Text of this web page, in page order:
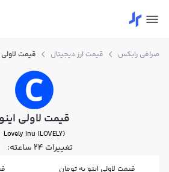
صرافی رابکس قیمت ارز دیجیتال قیمت لاولی
قیمت لاولی اینو
Lovely Inu (LOVELY)
تغییرات ۲۴ ساعته: 0%
قیمت لاولی اینو به تومان